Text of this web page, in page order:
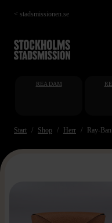
Hoppa
till
< stadsmissionen.se
REA DAM
Start Shop Herr Ray-